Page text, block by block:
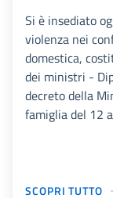
Si è insediato
violenza nei
domestica,
dei ministri -
decreto della
famiglia del 12
SCOPRI TUTTO